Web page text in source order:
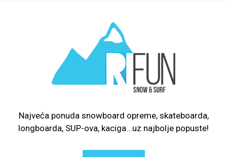
Najveća ponuda snowboard opreme, skateboarda,
longboarda, SUP-ova, kaciga...uz najbolje popuste!